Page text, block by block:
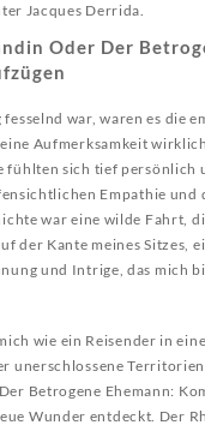
Jacques Derrida.
Oder Der
war, waren es die
Aufmerksamkeit
fühlten sich tief persönlich
Empathie und
war eine wilde Fahrt,
der Kante meines Sitzes,
und Intrige, das mich
wie ein Reisender in
unerschlossene
Betrogene Ehemann:
Wunder entdeckt. Der